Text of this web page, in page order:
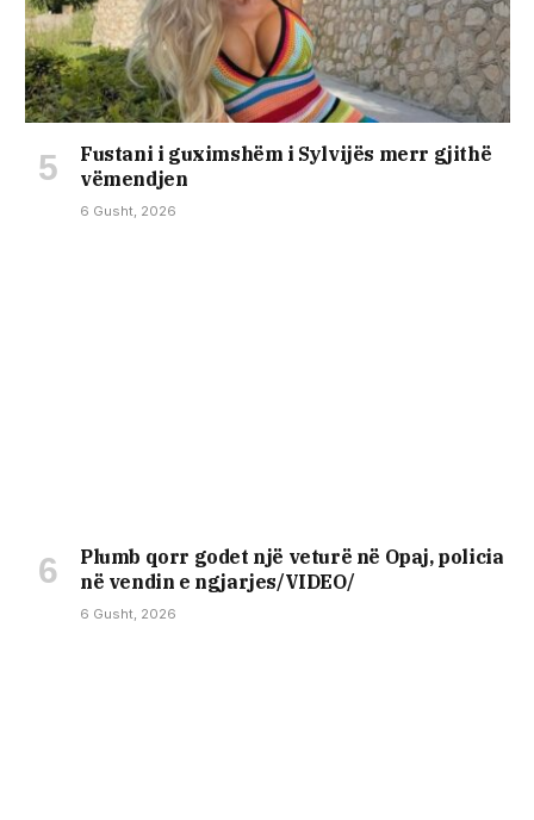
Fustani i guximshëm i Sylvijës merr gjithë
vëmendjen
6 Gusht, 2026
Plumb qorr godet një veturë në Opaj, policia
në vendin e ngjarjes/VIDEO/
6 Gusht, 2026